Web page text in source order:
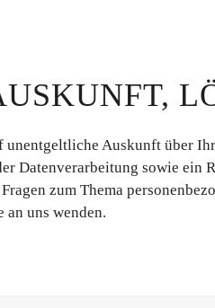
unentgeltliche Auskunft über
Datenverarbeitung sowie ein
zum Thema
an uns wenden.